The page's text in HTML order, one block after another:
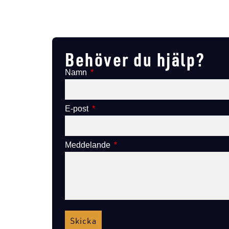
Behöver du hjälp?
Namn
E-post
Meddelande
Skicka